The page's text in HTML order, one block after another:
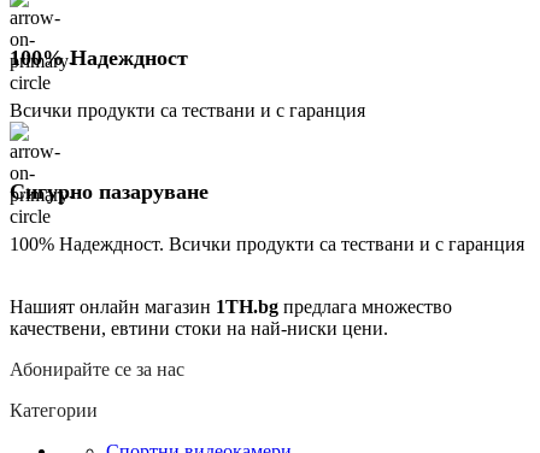
100% Надеждност
Всички продукти са тествани и с гаранция
Сигурно пазаруване
100% Надеждност. Всички продукти са тествани и с гаранция
Нашият онлайн магазин 1TH.bg предлага множество
качествени, евтини стоки на най-ниски цени.
Абонирайте се за нас
Категории